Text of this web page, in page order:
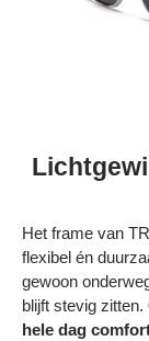
Het frame van
flexibel én
gewoon
blijft stevig zitten.
hele dag